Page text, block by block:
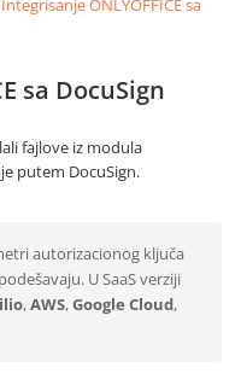
Integrisanje ONLYOFFICE sa
sa DocuSign
fajlove iz modula
putem DocuSign.
autorizacionog ključa
U SaaS verziji
,AWS,Google Cloud,